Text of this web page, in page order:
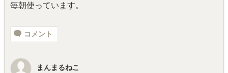
毎朝使っています。
コメント
まんまるねこ